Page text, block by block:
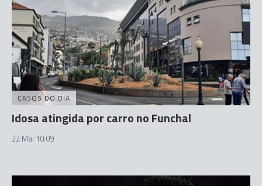
CASOS DO DIA
Idosa atingida por carro no Funchal
22 Mai 10:09